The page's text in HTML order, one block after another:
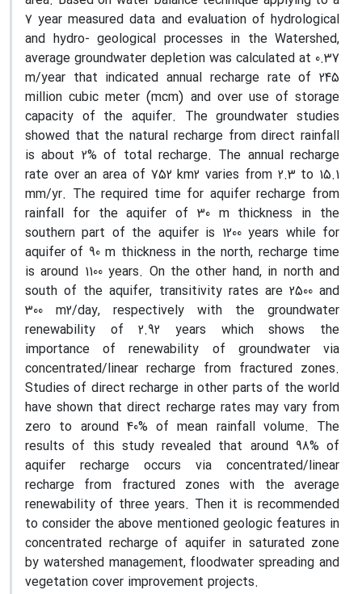
7 year measured data and evaluation of hydrological
and hydro- geological processes in the Watershed,
average groundwater depletion was calculated at 0.37
m/year that indicated annual recharge rate of 245
million cubic meter (mcm) and over use of storage
capacity of the aquifer. The groundwater studies
showed that the natural recharge from direct rainfall
is about 2% of total recharge. The annual recharge
rate over an area of 752 km2 varies from 2.3 to 15.1
mm/yr. The required time for aquifer recharge from
rainfall for the aquifer of 30 m thickness in the
southern part of the aquifer is 1200 years while for
aquifer of 90 m thickness in the north, recharge time
is around 1100 years. On the other hand, in north and
south of the aquifer, transitivity rates are 2500 and
300 m2/day, respectively with the groundwater
renewability of 2.92 years which shows the
importance of renewability of groundwater via
concentrated/linear recharge from fractured zones.
Studies of direct recharge in other parts of the world
have shown that direct recharge rates may vary from
zero to around 40% of mean rainfall volume. The
results of this study revealed that around 98% of
aquifer recharge occurs via concentrated/linear
recharge from fractured zones with the average
renewability of three years. Then it is recommended
to consider the above mentioned geologic features in
concentrated recharge of aquifer in saturated zone
by watershed management, floodwater spreading and
vegetation cover improvement projects.